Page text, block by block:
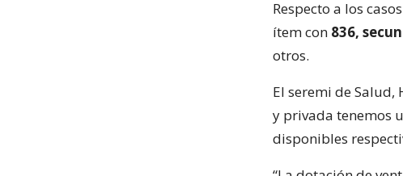
Respecto a los
ítem con 836,
otros.
El seremi de
y privada tenemos
disponibles